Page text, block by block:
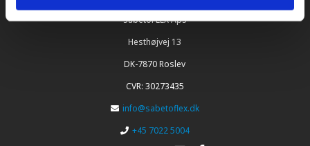
SabetoFLEX ApS
Hesthøjvej 13
DK-7870 Roslev
CVR: 30273435
info@sabetoflex.dk
+45 7022 5004